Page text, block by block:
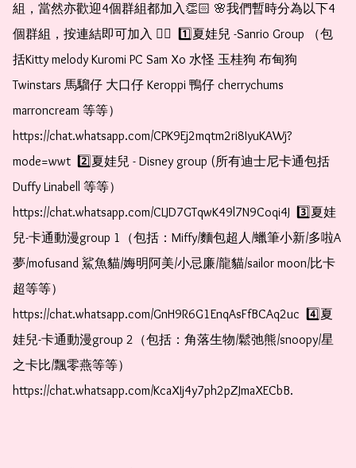
組，當然亦歡迎4個群組都加入👏🏻 🌸我們暫時分為以下4
個群組，按連結即可加入 👇🏻  1️⃣夏娃兒 -Sanrio Group （包
括Kitty melody Kuromi PC Sam Xo 水怪 玉桂狗 布甸狗
Twinstars 馬騮仔 大口仔 Keroppi 鴨仔 cherrychums
marroncream 等等）
https://chat.whatsapp.com/CPK9Ej2mqtm2ri8IyuKAWj?
mode=wwt  2️⃣夏娃兒 - Disney group (所有迪士尼卡通包括
Duffy Linabell 等等）
https://chat.whatsapp.com/CLJD7GTqwK49l7N9Coqi4J  3️⃣夏娃
兒-卡通動漫group 1（包括：Miffy/麵包超人/蠟筆小新/多啦A
夢/mofusand 鯊魚貓/娒明阿美/小忌廉/龍貓/sailor moon/比卡
超等等）
https://chat.whatsapp.com/GnH9R6G1EnqAsFfBCAq2uc  4️⃣夏
娃兒-卡通動漫group 2（包括：角落生物/鬆弛熊/snoopy/星
之卡比/飄零燕等等）
https://chat.whatsapp.com/KcaXIj4y7ph2pZJmaXECbB.